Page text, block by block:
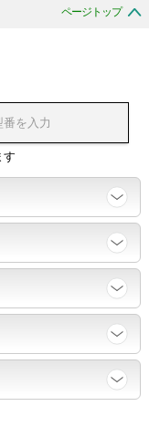
経時変化の影響の確
消費量、転写率、
ページトップ
す